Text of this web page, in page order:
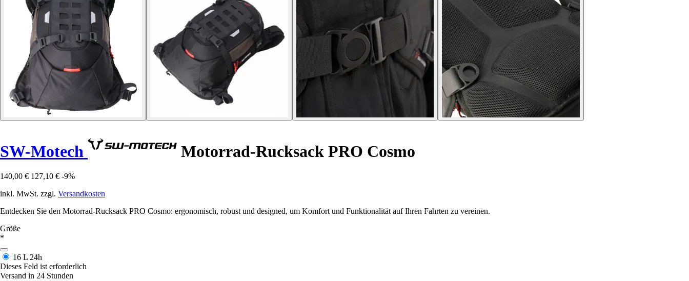
SW-Motech Motorrad-Rucksack PRO Cosmo
140,00 € 127,10 € -9%
inkl. MwSt. zzgl. Versandkosten
Entdecken Sie den Motorrad-Rucksack PRO Cosmo: ergonomisch, robust und designed, um Komfort und Funktionalität auf Ihren Fahrten zu vereinen.
Größe
*
16 L 24h
Dieses Feld ist erforderlich
Versand in 24 Stunden